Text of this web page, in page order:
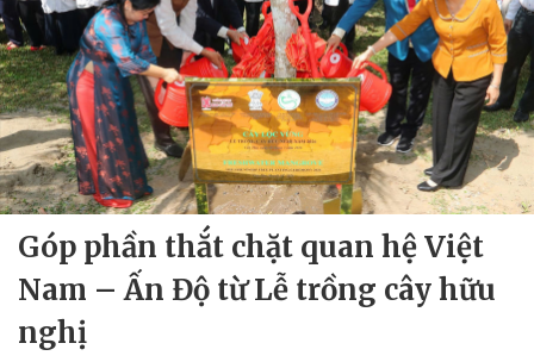
Góp phần thắt chặt quan hệ Việt
Nam – Ấn Độ từ Lễ trồng cây hữu
nghị